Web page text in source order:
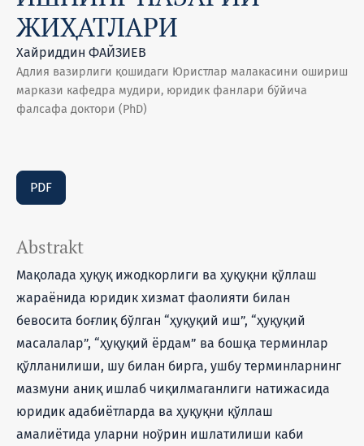
ЖИҲАТЛАРИ
Хайриддин ФАЙЗИЕВ
Адлия вазирлиги қошидаги Юристлар малакасини ошириш
маркази кафедра мудири, юридик фанлари бўйича
фалсафа доктори (PhD)
PDF
Abstrakt
Мақолада ҳуқуқ ижодкорлиги ва ҳуқуқни қўллаш
жараёнида юридик хизмат фаолияти билан
бевосита боғлиқ бўлган “ҳуқуқий иш”, “ҳуқуқий
масалалар”, “ҳуқуқий ёрдам” ва бошқа терминлар
қўлланилиши, шу билан бирга, ушбу терминларнинг
мазмуни аниқ ишлаб чиқилмаганлиги натижасида
юридик адабиётларда ва ҳуқуқни қўллаш
амалиётида уларни ноўрин ишлатилиши каби